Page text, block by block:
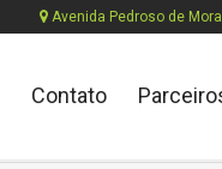
Avenida Pedroso de
Contato